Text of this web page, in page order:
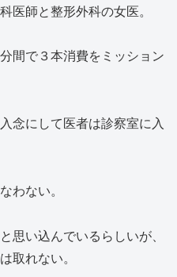
医師と整形外科の女医。
間で３本消費をミッション
念にして医者は診察室に入
わない。
思い込んでいるらしいが、
取れない。